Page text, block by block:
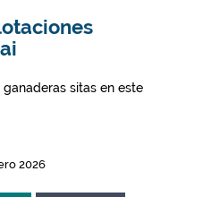
sitas en este
2026